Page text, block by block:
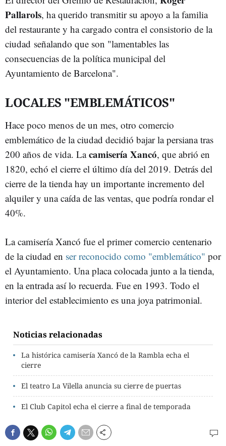
Pallarols, ha querido transmitir su apoyo a la familia
del restaurante y ha cargado contra el consistorio de la
ciudad señalando que son "lamentables las
consecuencias de la política municipal del
Ayuntamiento de Barcelona".
LOCALES "EMBLEMÁTICOS"
Hace poco menos de un mes, otro comercio
emblemático de la ciudad decidió bajar la persiana tras
200 años de vida. Lacamisería Xancó, que abrió en
1820, echó el cierre el último día del 2019. Detrás del
cierre de la tienda hay un importante incremento del
alquiler y una caída de las ventas, que podría rondar el
40%.
La camisería Xancó fue el primer comercio centenario
de la ciudad en ser reconocido como "emblemático" por
el Ayuntamiento. Una placa colocada junto a la tienda,
en la entrada así lo recuerda. Fue en 1993. Todo el
interior del establecimiento es una joya patrimonial.
Noticias relacionadas
La histórica camisería Xancó de la Rambla echa el
cierre
El teatro La Vilella anuncia su cierre de puertas
El Club Capitol echa el cierre a final de temporada